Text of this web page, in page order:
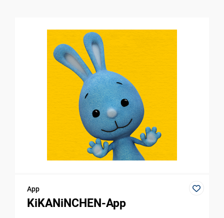
App
KiKANiNCHEN-App